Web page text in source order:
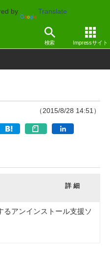
by Translate
検索 Impressサイト
アップデート
（2015/8/28 14:51）
詳 細
るアンインストール支援ソ